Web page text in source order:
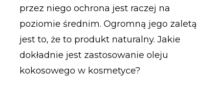
przez niego ochrona jest raczej na
poziomie średnim. Ogromną jego zaletą
jest to, że to produkt naturalny. Jakie
dokładnie jest zastosowanie oleju
kokosowego w kosmetyce?